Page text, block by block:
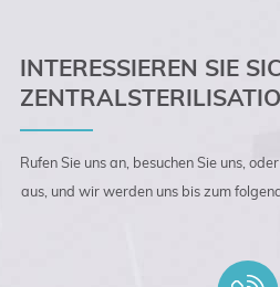
INTERESSIEREN SIE
Rufen Sie uns an, besuchen Sie uns,
aus, und wir werden uns bis zum